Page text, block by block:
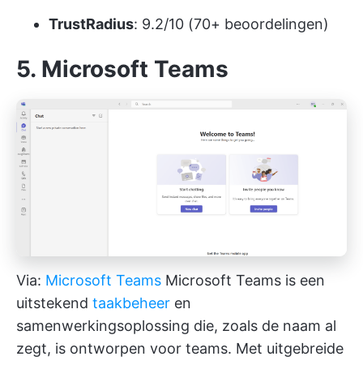
TrustRadius: 9.2/10 (70+ beoordelingen)
5. Microsoft Teams
Via: Microsoft Teams Microsoft Teams is een
uitstekend taakbeheer en
samenwerkingsoplossing die, zoals de naam al
zegt, is ontworpen voor teams. Met uitgebreide